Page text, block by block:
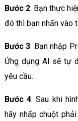
Bước 2: Bạn thực
đó thì bạn nhấn vào
Bước 3: Bạn nhập
Ứng dụng AI sẽ tự
yêu cầu.
Bước 4: Sau khi
hãy nhấp chuột